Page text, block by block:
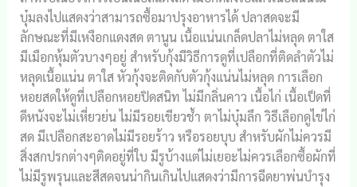
บุ๋มลงไปแสดงว่าสามารถซื้อมาปรุงอาหารได้ ปลาสดจะมี
ลักษณะที่มีเหงือกแดงสด ตานูน เนื้อแน่นเกล็ดปลาไม่หลุด ตาใส
มีเมือกหุ้มตัวบางๆอยู่ สำหรับกุ้งมีวิธีการดูที่เปลือกที่ติดลำตัวไม่
หลุดเนื้อแน่น ตาใส หัวกุ้งจะติดกับตัวกุ้งแน่นไม่หลุด การเลือก
หอยสดให้ดูที่เปลือกหอยปิดสนิท ไม่มีกลิ่นคาว เนื้อไก่ เนื้อเป็ดที่
ดีหนังจะไม่เหี่ยวย่น ไม่มีรอยเขียวช้ำ ตาไม่บุ๋มลึก วิธีเลือกดูไข่ไก่
สด มีเปลือกสะอาดไม่มีรอยร้าว หรือรอยบุบ สำหรับผักไม่ควรมี
สิ่งสกปรกต่างๆติดอยู่ที่ใบ มีรูบ้างแต่ไม่เยอะไม่ควรเลือกซื้อผักที่
ไม่มีรูพรุนและสีสดจนน่ากินเกินไปแสดงว่ามีการฉีดยาพ่นบำรุง